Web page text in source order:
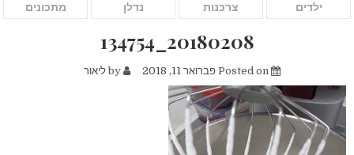
ילדים צרכנות נדלן מתכונים
20180208_134754
Posted on פברואר 11, 2018 by ליאור